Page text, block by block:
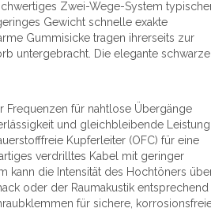
Zwei-Wege-System
Gewicht schnelle exakte
Gummisicke tragen ihrerseits zur
untergebracht. Die elegante schwarze
Frequenzen für nahtlose Übergänge
und gleichbleibende
Kupferleiter (OFC) für eine
verdrilltes Kabel mit geringer
kann die Intensität des Hochtöners
oder der Raumakustik entsprechend
für sichere,